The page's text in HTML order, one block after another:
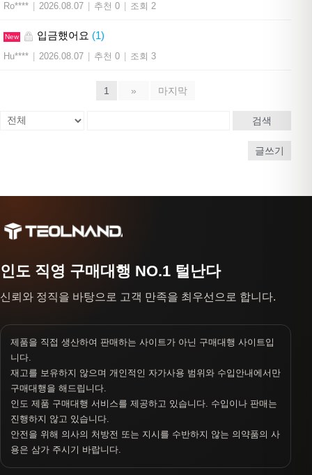
Ro**** 2026.08.07 추천 0 조회 2
New 입금했어요 (1)
Hu**** 2026.08.07 추천 0 조회 3
1 » 마지막
검색
글쓰기
인도 직영 구매대행 NO.1 털난다
신뢰와 정직을 바탕으로 고객 만족을 최우선으로 합니다.
제품을 직접 생산하여 판매하는 사이트가 아닌 구매대행 사이트입
니다.
재고를 보유하지 않으며 개인적인 자가사용 범위와 수입안내에서만
구매대행을 해드립니다.
인도 제품 구매대행 서비스를 제공하고 있습니다. 수입이나 판매는
진행하지 않고 있습니다.
안전을 위해 의사의 처방전 또는 지시를 수반하지 않는 의약품의 사
용은 삼가 주시기 바랍니다.